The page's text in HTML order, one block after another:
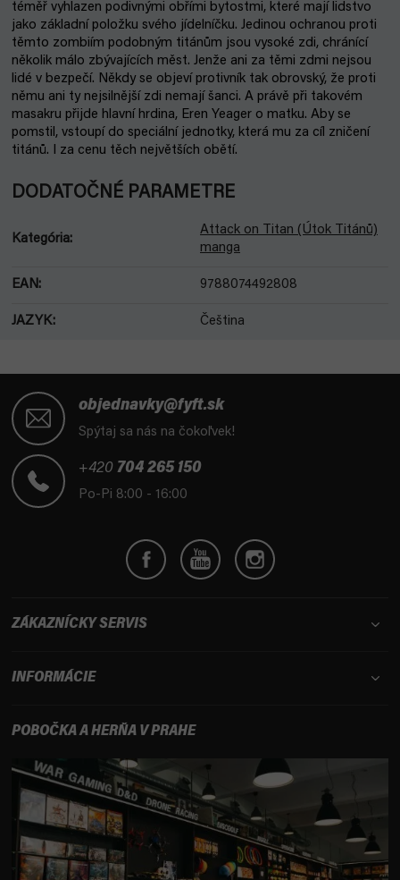
téměř vyhlazen podivnými obřími bytostmi, které mají lidstvo
jako základní položku svého jídelníčku. Jedinou ochranou proti
těmto zombiím podobným titánům jsou vysoké zdi, chránící
několik málo zbývajících měst. Jenže ani za těmi zdmi nejsou
lidé v bezpečí. Někdy se objeví protivník tak obrovský, že proti
němu ani ty nejsilnější zdi nemají šanci. A právě při takovém
masakru přijde hlavní hrdina, Eren Yeager o matku. Aby se
pomstil, vstoupí do speciální jednotky, která mu za cíl zničení
titánů. I za cenu těch největších obětí.
DODATOČNÉ PARAMETRE
Kategória:
Attack on Titan (Útok Titánů)
manga
EAN: 9788074492808
JAZYK: Čeština
objednavky@fyft.sk
Spýtaj sa nás na čokoľvek!
+420 704 265 150
Po-Pi 8:00 - 16:00
ZÁKAZNÍCKY SERVIS
INFORMÁCIE
POBOČKA A HERŇA V PRAHE